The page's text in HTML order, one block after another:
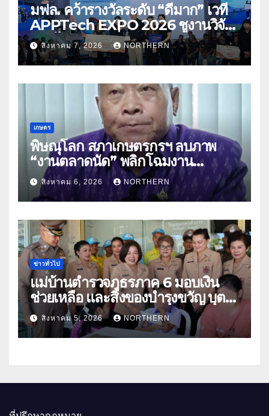
มฟล. คว้ารางวัลระดับ “ดีมาก” เวที
APPTech EXPO 2026 ชูงานวิจัย
สมุนไพร ขับเคลื่อนนวัตกรรมสู่เชิง
พาณิชย์
สิงหาคม 7, 2026 NORTHERN
เกษตร
พิษณุโลก สภาเกษตรกรฯ ลบภาพ
“งานตลาดนัด” พลิกโฉมงาน
“เกษตรรุ่งเรืองเมืองสองแคว 69” มุ่ง
ประโยชน์เกษตรกร ดึงนวัตกรรม-จับ
คู่ธุรกิจดันสินค้าเกษตรสู่สากล (คลิป)
สิงหาคม 6, 2026 NORTHERN
ข่าวทั่วไป
แม่บ้านตำรวจภูธรภาค 6 มอบเงิน
ช่วยเหลือ และสิ่งของบำรุงขวัญ บุตร-
ธิดา ข้าราชการตำรวจจังหวัด
อุทัยธานี
สิงหาคม 5, 2026 NORTHERN